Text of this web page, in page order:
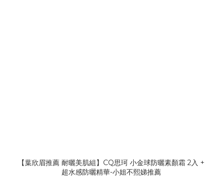
【葉欣眉推薦 耐曬美肌組】CQ思珂 小金球防曬素顏霜 2入 +
超水感防曬精華-小姐不熙娣推薦